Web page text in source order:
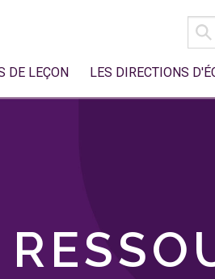
FOR:
DE LEÇON LES DIRECTIONS